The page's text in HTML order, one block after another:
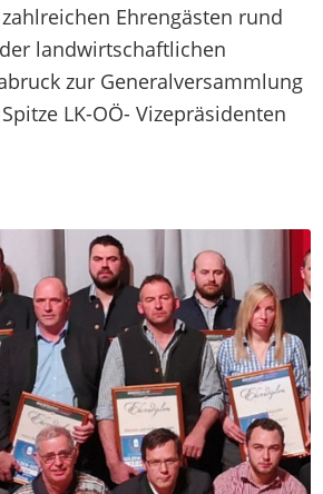
Ehrengästen rund
landwirtschaftlichen
zur Generalversammlung
LK-OÖ- Vizepräsidenten